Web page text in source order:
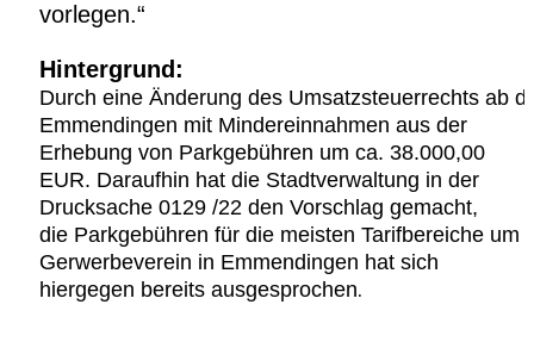
vorlegen.“
Hintergrund:
Durch eine Änderung des Umsatzsteuerrechts ab
Emmendingen mit Mindereinnahmen aus der
Erhebung von Parkgebühren um ca. 38.000,00
EUR. Daraufhin hat die Stadtverwaltung in der
Drucksache 0129 /22 den Vorschlag gemacht,
die Parkgebühren für die meisten Tarifbereiche um
Gerwerbeverein in Emmendingen hat sich
hiergegen bereits ausgesprochen.